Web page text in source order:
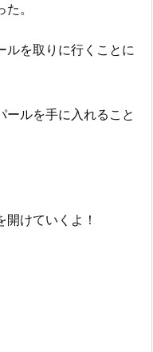
。
を取りに行くことに
ルを手に入れること
けていくよ！